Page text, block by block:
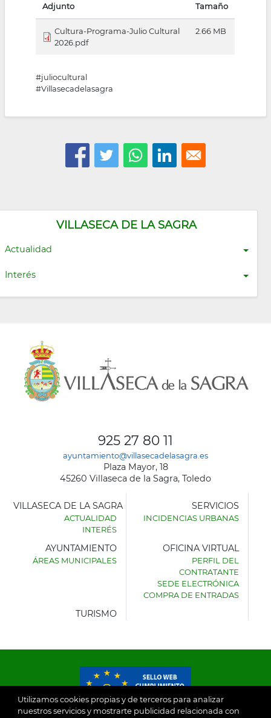
VILLASECA DE LA SAGRA
Actualidad
Interés
Adjunto
Tamaño
Cultura-Programa-Julio Cultural
2026.pdf
2.66 MB
#juliocultural
#Villasecadelasagra
Utilizamos cookies propias y de terceros para analizar
nuestros servicios y mostrarte publicidad relacionada con
925 27 80 11
ayuntamiento@villasecadelasagra.es
Plaza Mayor, 18
45260 Villaseca de la Sagra, Toledo
AYUNTAMIENTO
VILLASECA DE LA SAGRA
ACTUALIDAD
INTERÉS
SERVICIOS
INCIDENCIAS URBANAS
AYUNTAMIENTO
ÁREAS MUNICIPALES
OFICINA VIRTUAL
PERFIL DEL
CONTRATANTE
SEDE ELECTRÓNICA
COMPRA DE ENTRADAS
TURISMO